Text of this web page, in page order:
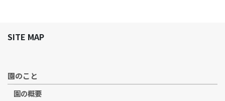
SITE MAP
園のこと
園の概要